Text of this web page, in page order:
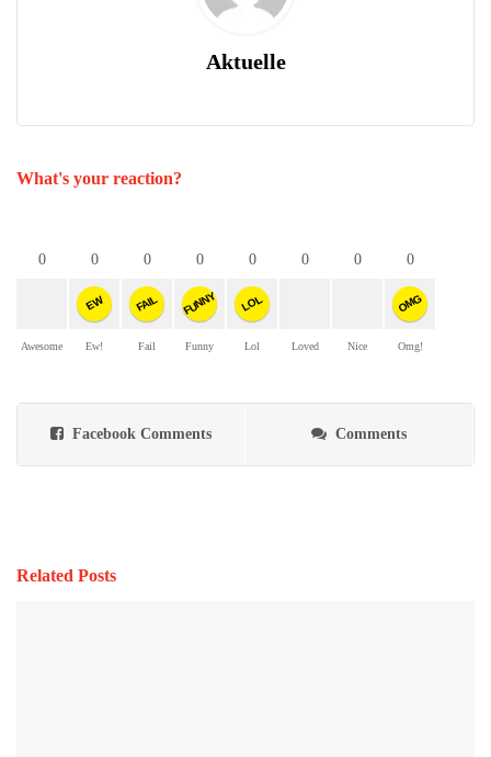
Aktuelle
What's your reaction?
0
Awesome
0
EW
Ew!
0
FAIL
Fail
0
FUNNY
Funny
0
LOL
Lol
0
Loved
0
Nice
0
OMG
Omg!
Facebook Comments Comments
Related Posts